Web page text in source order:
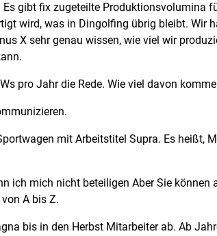
gibt fix zugeteilte Produktionsvolumina
wird, was in Dingolfing übrig bleibt. Wir
X sehr genau wissen, wie viel wir
pro Jahr die Rede. Wie viel davon
mit Arbeitstitel Supra. Es heißt,
ich mich nicht beteiligen Aber Sie
A bis Z.
bis in den Herbst Mitarbeiter ab. Ab